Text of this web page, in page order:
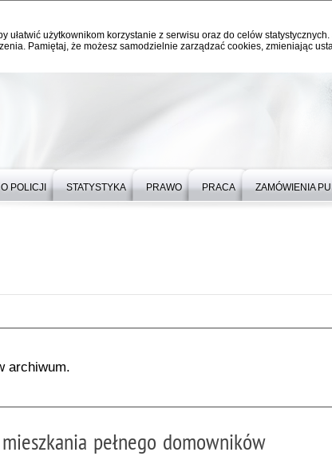
ułatwić użytkownikom korzystanie z serwisu oraz do celów
Pamiętaj, że możesz samodzielnie zarządzać cookies, zmieniając
O POLICJI STATYSTYKA PRAWO PRACA ZAMÓWIENIA
archiwum.
pełnego domowników